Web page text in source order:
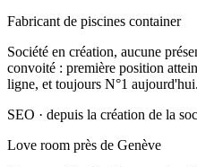
Fabricant de piscines container
Société en création, aucune
convoité : première position
ligne, et toujours N°1 aujourd'hui.
SEO · depuis la création de la
Love room près de Genève